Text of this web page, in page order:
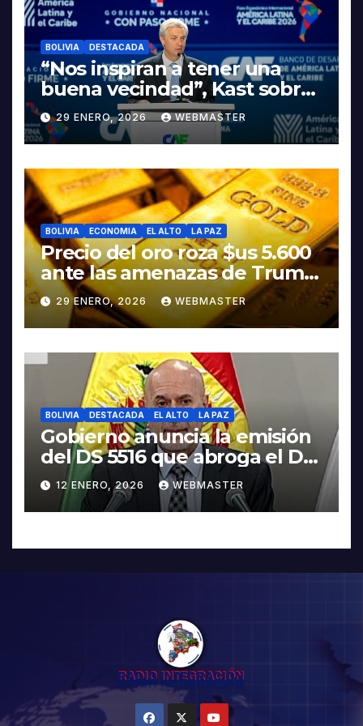
BOLIVIA DESTACADA
“Nos inspiran a tener una
buena vecindad”, Kast sobre
discurso del presidente
Rodrigo Paz
29 ENERO, 2026 WEBMASTER
BOLIVIA ECONOMIA EL ALTO LA PAZ
Precio del oro roza $us 5.600
ante las amenazas de Trump
contra Irán
29 ENERO, 2026 WEBMASTER
BOLIVIA DESTACADA EL ALTO LA PAZ
Gobierno anuncia la emisión
del DS 5516 que abroga el DS
5503
12 ENERO, 2026 WEBMASTER